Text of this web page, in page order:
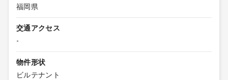
福岡県
交通アクセス
-
物件形状
ビルテナント